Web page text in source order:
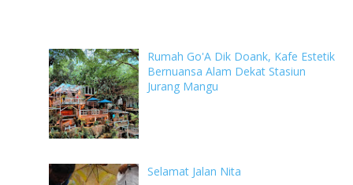
Rumah Go'A Dik Doank, Kafe Estetik
Bernuansa Alam Dekat Stasiun
Jurang Mangu
Selamat Jalan Nita